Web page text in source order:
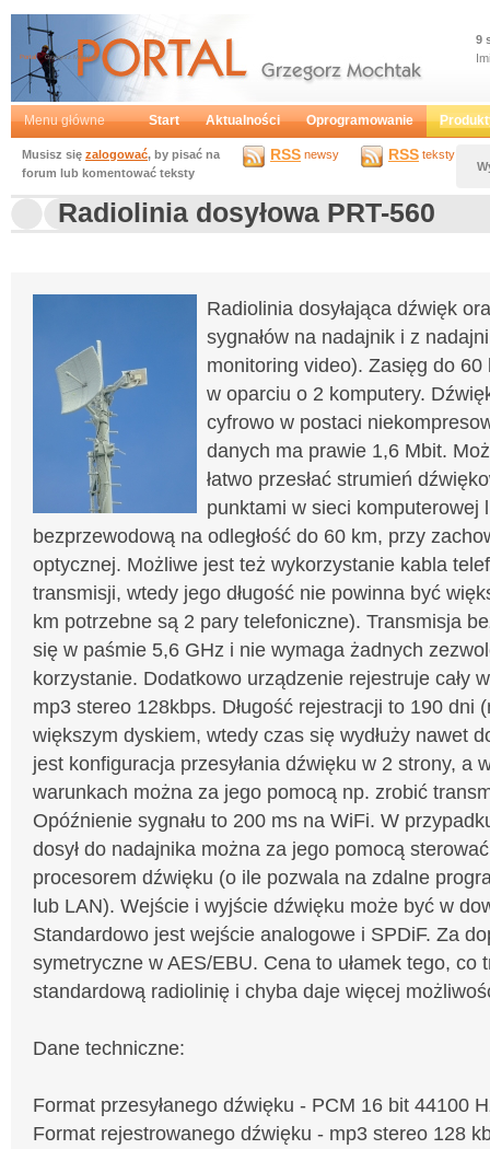
9
Portal Grzegorz Mochtak
Menu główne Start Aktualności Oprogramowanie
RSS newsy RSS teksty
Musisz się zalogować, by pisać na
forum lub komentować teksty
Radiolinia dosyłowa PRT-560
Radiolinia dosyłająca dźwięk
sygnałów na nadajnik i z
monitoring video). Zasięg do 60
w oparciu o 2 komputery.
cyfrowo w postaci
danych ma prawie 1,6 Mbit.
łatwo przesłać strumień
punktami w sieci komputerowej
bezprzewodową na odległość do 60 km, przy
optycznej. Możliwe jest też wykorzystanie kabla
transmisji, wtedy jego długość nie powinna być
km potrzebne są 2 pary telefoniczne). Transmisja
się w paśmie 5,6 GHz i nie wymaga żadnych
korzystanie. Dodatkowo urządzenie rejestruje cały
mp3 stereo 128kbps. Długość rejestracji to 190 dni
większym dyskiem, wtedy czas się wydłuży nawet
jest konfiguracja przesyłania dźwięku w 2 strony, a
warunkach można za jego pomocą np. zrobić
Opóźnienie sygnału to 200 ms na WiFi. W
dosył do nadajnika można za jego pomocą
procesorem dźwięku (o ile pozwala na zdalne
lub LAN). Wejście i wyjście dźwięku może być w
Standardowo jest wejście analogowe i SPDiF. Za
symetryczne w AES/EBU. Cena to ułamek tego, co
standardową radiolinię i chyba daje więcej
Dane techniczne:
Format przesyłanego dźwięku - PCM 16 bit 44100
Format rejestrowanego dźwięku - mp3 stereo 128